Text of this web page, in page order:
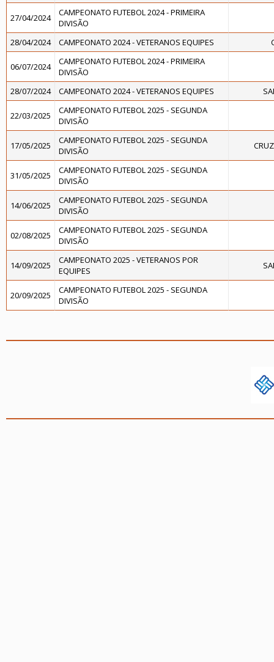
27/04/2024
CAMPEONATO FUTEBOL 2024 - PRIMEIRA
DIVISÃO
28/04/2024
CAMPEONATO 2024 - VETERANOS EQUIPES
06/07/2024
CAMPEONATO FUTEBOL 2024 - PRIMEIRA
DIVISÃO
28/07/2024
CAMPEONATO 2024 - VETERANOS EQUIPES
22/03/2025
CAMPEONATO FUTEBOL 2025 - SEGUNDA
DIVISÃO
17/05/2025
CAMPEONATO FUTEBOL 2025 - SEGUNDA
DIVISÃO
31/05/2025
CAMPEONATO FUTEBOL 2025 - SEGUNDA
DIVISÃO
14/06/2025
CAMPEONATO FUTEBOL 2025 - SEGUNDA
DIVISÃO
02/08/2025
CAMPEONATO FUTEBOL 2025 - SEGUNDA
DIVISÃO
14/09/2025
CAMPEONATO 2025 - VETERANOS POR
EQUIPES
20/09/2025
CAMPEONATO FUTEBOL 2025 - SEGUNDA
DIVISÃO